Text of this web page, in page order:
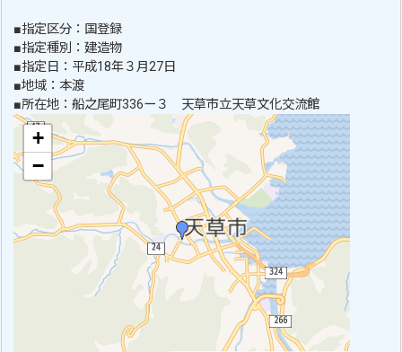
■指定区分：国登録
■指定種別：建造物
■指定日：平成18年３月27日
■地域：本渡
■所在地：船之尾町336ー３ 天草市立天草文化交流館